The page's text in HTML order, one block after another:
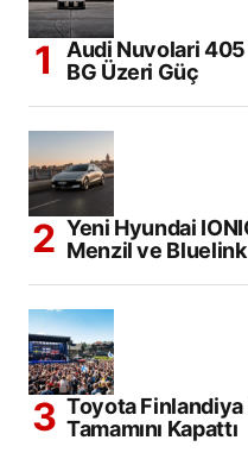
Audi Nuvolari
BG Üzeri Güç
Yeni Hyundai
Menzil ve Bluelink
Toyota Finlandiya
Tamamını Kapattı